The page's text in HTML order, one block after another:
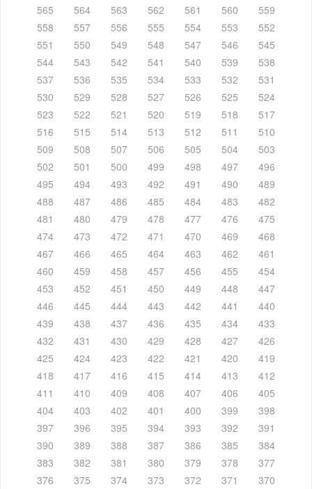
565
564 563 562 561 560
559
558
557 556 555 554 553
552
551
550 549 548 547 546
545
544
543 542 541 540 539
538
537
536 535 534 533 532
531
530
529 528 527 526 525
524
523
522 521 520 519 518
517
516
515 514 513 512 511
510
509
508 507 506 505 504
503
502
501 500 499 498 497
496
495
494 493 492 491 490
489
488
487 486 485 484 483
482
481
480 479 478 477 476
475
474
473 472 471 470 469
468
467
466 465 464 463 462
461
460
459 458 457 456 455
454
453
452 451 450 449 448
447
446
445 444 443 442 441
440
439
438 437 436 435 434
433
432
431 430 429 428 427
426
425
424 423 422 421 420
419
418
417 416 415 414 413
412
411
410 409 408 407 406
405
404
403 402 401 400 399
398
397
396 395 394 393 392
391
390
389 388 387 386 385
384
383
382 381 380 379 378
377
376
375 374 373 372 371
370